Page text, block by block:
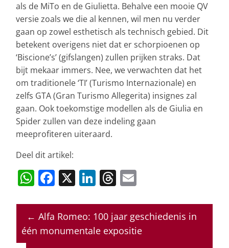
als de MiTo en de Giulietta. Behalve een mooie QV
versie zoals we die al kennen, wil men nu verder
gaan op zowel esthetisch als technisch gebied. Dit
betekent overigens niet dat er schorpioenen op
‘Biscione’s’ (gifslangen) zullen prijken straks. Dat
bijt mekaar immers. Nee, we verwachten dat het
om traditionele ‘TI’ (Turismo Internazionale) en
zelfs GTA (Gran Turismo Allegerita) insignes zal
gaan. Ook toekomstige modellen als de Giulia en
Spider zullen van deze indeling gaan
meeprofiteren uiteraard.
Deel dit artikel:
W
at
s
F
c
e
X Li
k
e
T
re
a
ai
l
← Alfa Romeo: 100 jaar geschiedenis in
één monumentale expositie